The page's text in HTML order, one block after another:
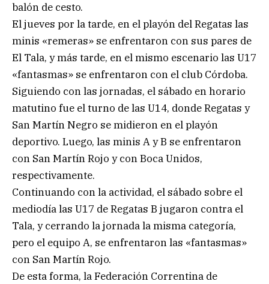
balón de cesto.
El jueves por la tarde, en el playón del Regatas las
minis «remeras» se enfrentaron con sus pares de
El Tala, y más tarde, en el mismo escenario las U17
«fantasmas» se enfrentaron con el club Córdoba.
Siguiendo con las jornadas, el sábado en horario
matutino fue el turno de las U14, donde Regatas y
San Martín Negro se midieron en el playón
deportivo. Luego, las minis A y B se enfrentaron
con San Martín Rojo y con Boca Unidos,
respectivamente.
Continuando con la actividad, el sábado sobre el
mediodía las U17 de Regatas B jugaron contra el
Tala, y cerrando la jornada la misma categoría,
pero el equipo A, se enfrentaron las «fantasmas»
con San Martín Rojo.
De esta forma, la Federación Correntina de